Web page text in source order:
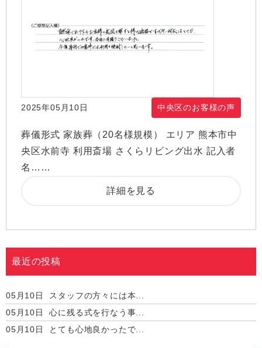
2025年05月10日 中央区のお客様の声
葬儀形式 家族葬（20名様規模） エリア 熊本市中
央区水前寺 利用斎場 さくらリビング出水 記入者
名……
詳細を見る
最近の投稿
05月10日
スタッフの方々には本...
05月10日
心に残る式を行なう事...
05月10日
とても心地良かったで...